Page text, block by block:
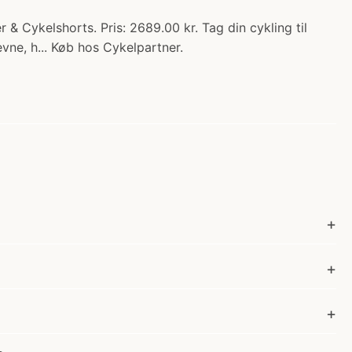
& Cykelshorts. Pris: 2689.00 kr. Tag din cykling til
h... Køb hos Cykelpartner.